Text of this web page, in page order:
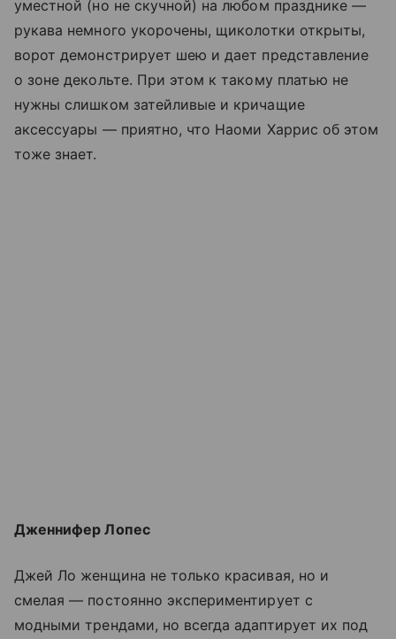
уместной (но не скучной) на любом празднике —
рукава немного укорочены, щиколотки открыты,
ворот демонстрирует шею и дает представление
о зоне декольте. При этом к такому платью не
нужны слишком затейливые и кричащие
аксессуары — приятно, что Наоми Харрис об этом
тоже знает.
Дженнифер Лопес
Джей Ло женщина не только красивая, но и
смелая — постоянно экспериментирует с
модными трендами, но всегда адаптирует их под